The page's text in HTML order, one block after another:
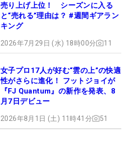
売り上げ上位！ シーズンに入る
と“売れる”理由は？ #週間ギアラン
キング
2026年7月29日 (水) 18時00分 11
女子プロ17人が好む“雲の上”の快適
性がさらに進化！ フットジョイが
『FJ Quantum』の新作を発表、8
月7日デビュー
2026年8月1日 (土) 11時41分 51